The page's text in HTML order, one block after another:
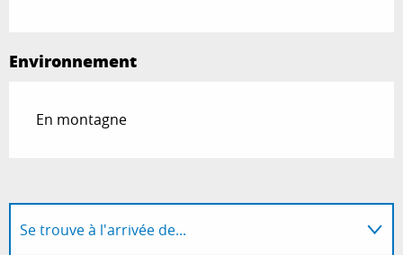
Environnement
En montagne
Se trouve à l'arrivée de...